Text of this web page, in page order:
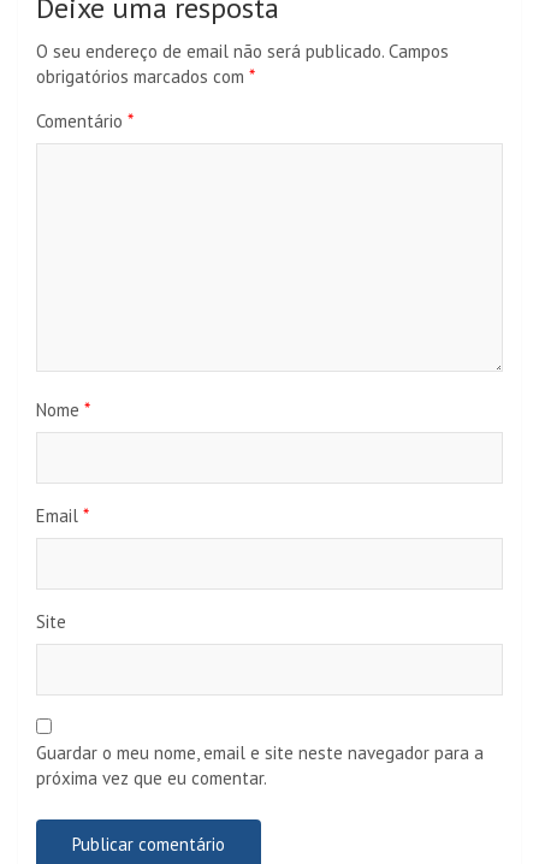
Deixe uma resposta
O seu endereço de email não será publicado. Campos
obrigatórios marcados com *
Comentário *
Nome *
Email *
Site
Guardar o meu nome, email e site neste navegador para a
próxima vez que eu comentar.